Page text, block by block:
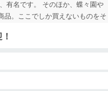
有名です。 そのほか、蝶々園や
品。ここでしか買えないものをそ
観光客で賑わってますが、 夕方
に変身。 そして、満天の星空が
会えます。 年齢層も幅広く、2
イビングやカヤッキングのアク